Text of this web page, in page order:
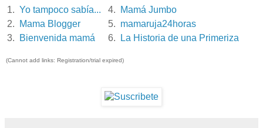
1. Yo tampoco sabía... 4.
Mamá Jumbo
2.
Mama Blogger 5. mamaruja24horas
3.
Bienvenida mamá 6. La Historia de una Primeriza
(Cannot add links: Registration/trial expired)